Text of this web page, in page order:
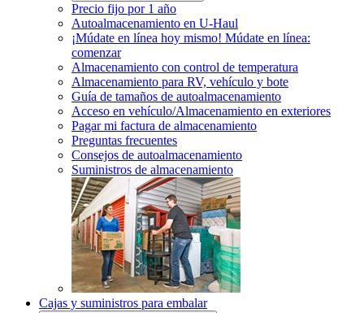
Precio fijo por 1 año
Autoalmacenamiento en U-Haul
¡Múdate en línea hoy mismo! Múdate en línea:
comenzar
Almacenamiento con control de temperatura
Almacenamiento para RV, vehículo y bote
Guía de tamaños de autoalmacenamiento
Acceso en vehículo/Almacenamiento en exteriores
Pagar mi factura de almacenamiento
Preguntas frecuentes
Consejos de autoalmacenamiento
Suministros de almacenamiento
Cajas y suministros para embalar